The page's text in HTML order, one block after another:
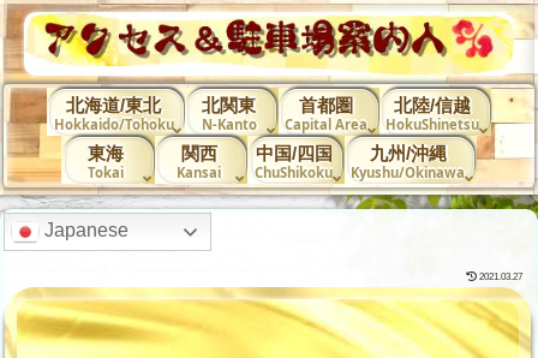
北海道/東北
Hokkaido/Tohoku
北関東
N-Kanto
首都圏
Capital Area
北陸/信越
HokuShinetsu
東海
Tokai
関西
Kansai
中国/四国
ChuShikoku
九州/沖縄
Kyushu/Okinawa
Japanese
2021.03.27